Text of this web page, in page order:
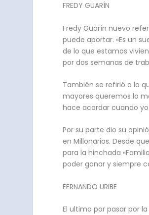
FREDY GUARÍN
Fredy Guarín nuevo
puede aportar. «Es un
de lo que estamos
por dos semanas de
También se refirió a lo
mayores queremos lo
hace acordar cuando
Por su parte dio su
en Millonarios. Desde
para la hinchada
poder ganar y siempre
FERNANDO URIBE
El ultimo por pasar por